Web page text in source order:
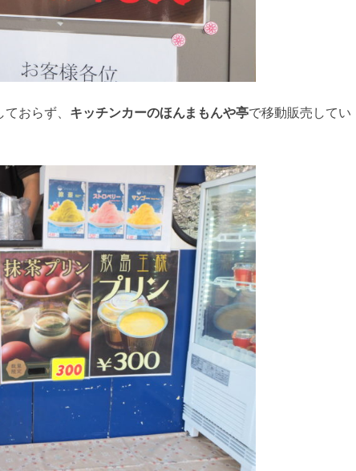
おらず、 キッチンカーのほんまもんや亭で移動販売してい